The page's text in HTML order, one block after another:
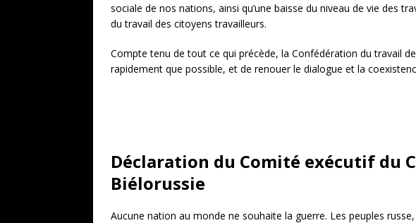
sociale de nos nations, ainsi qu’une baisse du niveau de vie des
du travail des citoyens travailleurs.
Compte tenu de tout ce qui précède, la Confédération du travail
rapidement que possible, et de renouer le dialogue et la
Déclaration du Comité exécutif du
Biélorussie
Aucune nation au monde ne souhaite la guerre. Les peuples